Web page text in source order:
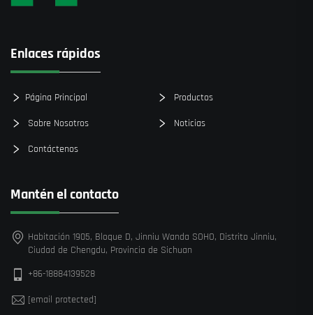
Enlaces rápidos
Página Principal Productos
Sobre Nosotros Noticias
Contáctenos
Mantén el contacto
Habitación 1905, Bloque D, Jinniu Wanda SOHO, Distrito Jinniu,
Ciudad de Chengdu, Provincia de Sichuan
+86-18884139528
[email protected]